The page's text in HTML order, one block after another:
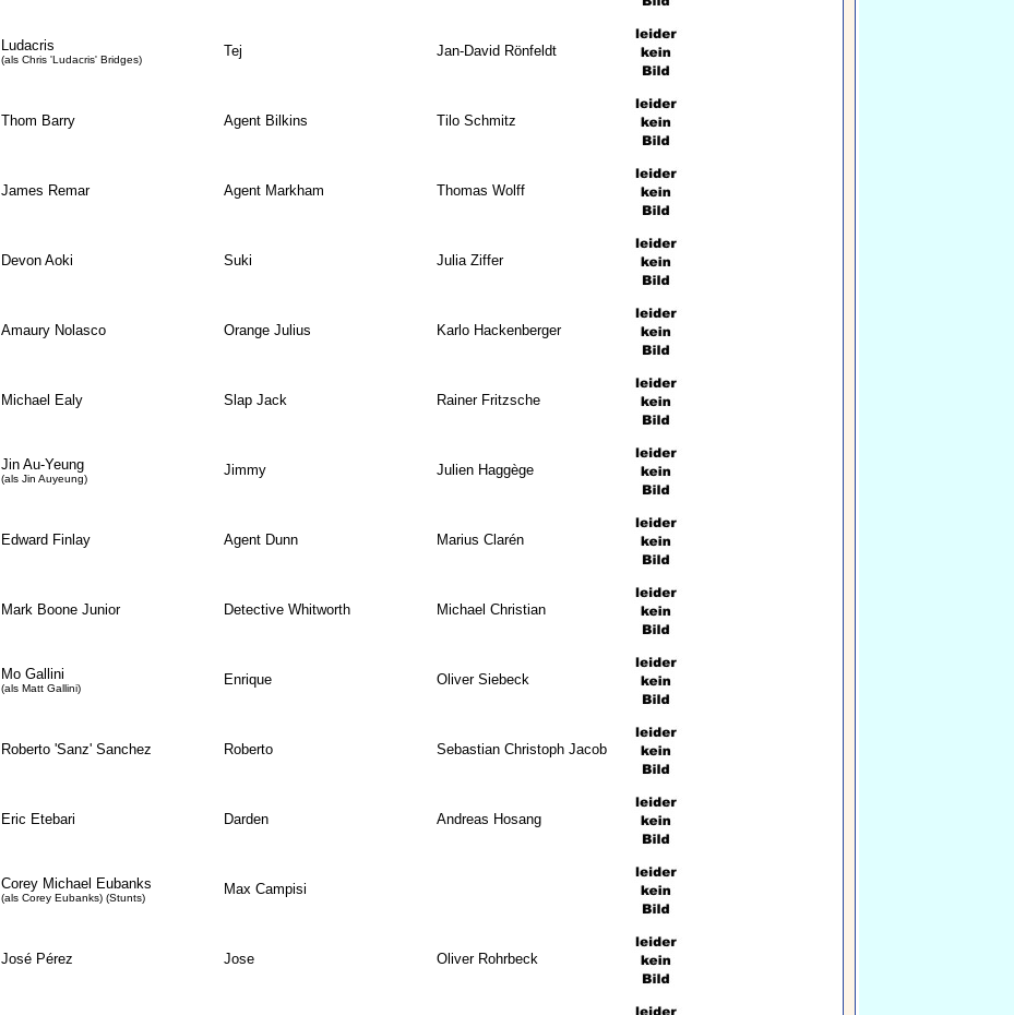
Ludacris
(als Chris 'Ludacris' Bridges)
Tej Jan-David Rönfeldt
Thom Barry Agent Bilkins Tilo Schmitz
James Remar Agent Markham Thomas Wolff
Devon Aoki Suki Julia Ziffer
Amaury Nolasco Orange Julius Karlo Hackenberger
Michael Ealy Slap Jack Rainer Fritzsche
Jin Au-Yeung
(als Jin Auyeung)
Jimmy Julien Haggège
Edward Finlay Agent Dunn Marius Clarén
Mark Boone Junior Detective Whitworth Michael Christian
Mo Gallini
(als Matt Gallini)
Enrique Oliver Siebeck
Roberto 'Sanz' Sanchez Roberto Sebastian Christoph Jacob
Eric Etebari Darden Andreas Hosang
Corey Michael Eubanks
(als Corey Eubanks) (Stunts)
Max Campisi
José Pérez Jose Oliver Rohrbeck